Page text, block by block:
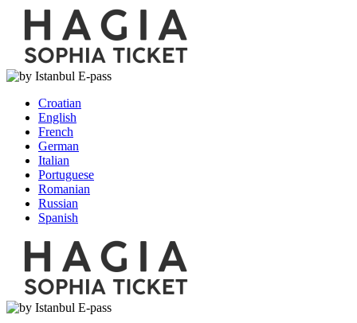
Croatian
English
French
German
Italian
Portuguese
Romanian
Russian
Spanish